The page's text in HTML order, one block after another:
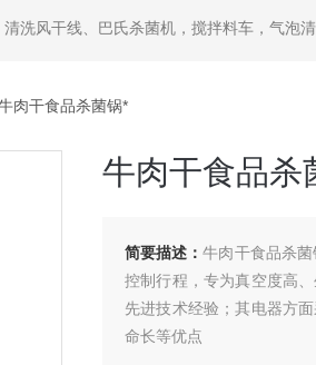
、巴氏杀菌机，搅拌料车，气泡清洗机，翻转风
肉干食品杀菌锅*
牛肉干食品杀
简要描述：牛肉干食品杀
控制行程，专为真空度高
先进技术经验；其电器方
命长等优点